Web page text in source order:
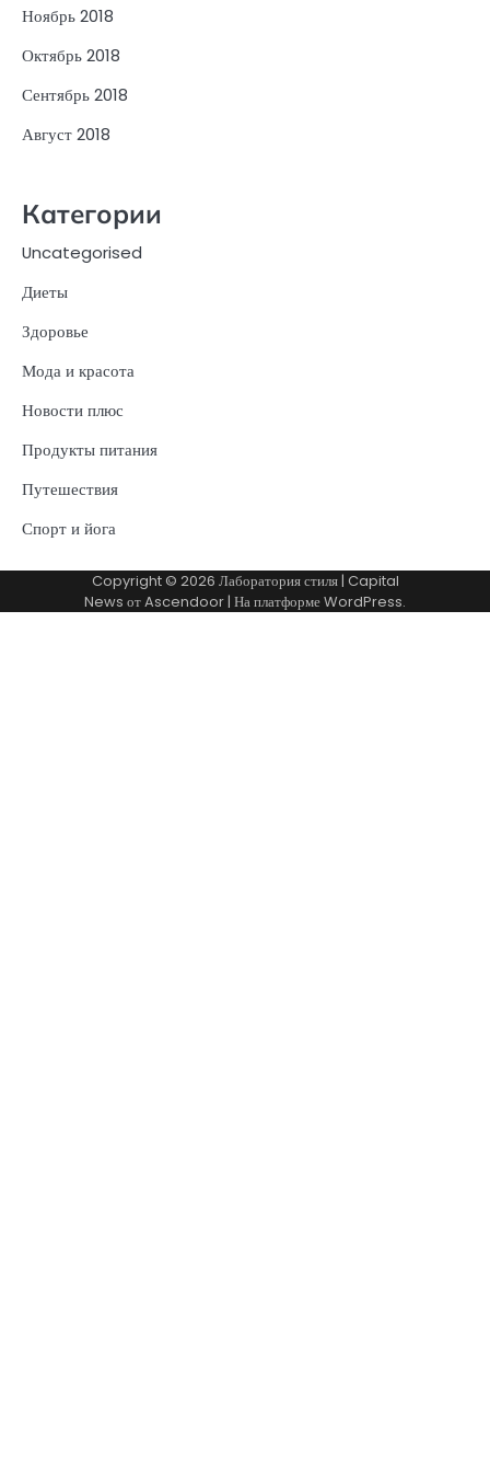
Ноябрь 2018
Октябрь 2018
Сентябрь 2018
Август 2018
Категории
Uncategorised
Диеты
Здоровье
Мода и красота
Новости плюс
Продукты питания
Путешествия
Спорт и йога
Copyright © 2026 Лаборатория стиля| Capital
News отAscendoor| На платформеWordPress.